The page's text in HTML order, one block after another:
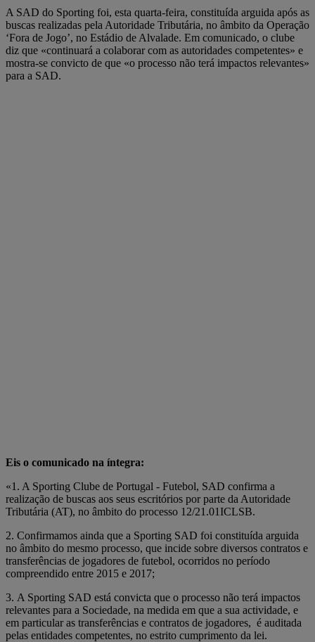
A SAD do Sporting foi, esta quarta-feira, constituída arguida após as
buscas realizadas pela Autoridade Tributária, no âmbito da Operação
‘Fora de Jogo’, no Estádio de Alvalade. Em comunicado, o clube
diz que «continuará a colaborar com as autoridades competentes» e
mostra-se convicto de que «o processo não terá impactos relevantes»
para a SAD.
Eis o comunicado na íntegra:
«1. A Sporting Clube de Portugal - Futebol, SAD confirma a
realização de buscas aos seus escritórios por parte da Autoridade
Tributária (AT), no âmbito do processo 12/21.01ICLSB.
2. Confirmamos ainda que a Sporting SAD foi constituída arguida
no âmbito do mesmo processo, que incide sobre diversos contratos e
transferências de jogadores de futebol, ocorridos no período
compreendido entre 2015 e 2017;
3. A Sporting SAD está convicta que o processo não terá impactos
relevantes para a Sociedade, na medida em que a sua actividade, e
em particular as transferências e contratos de jogadores, é auditada
pelas entidades competentes, no estrito cumprimento da lei.